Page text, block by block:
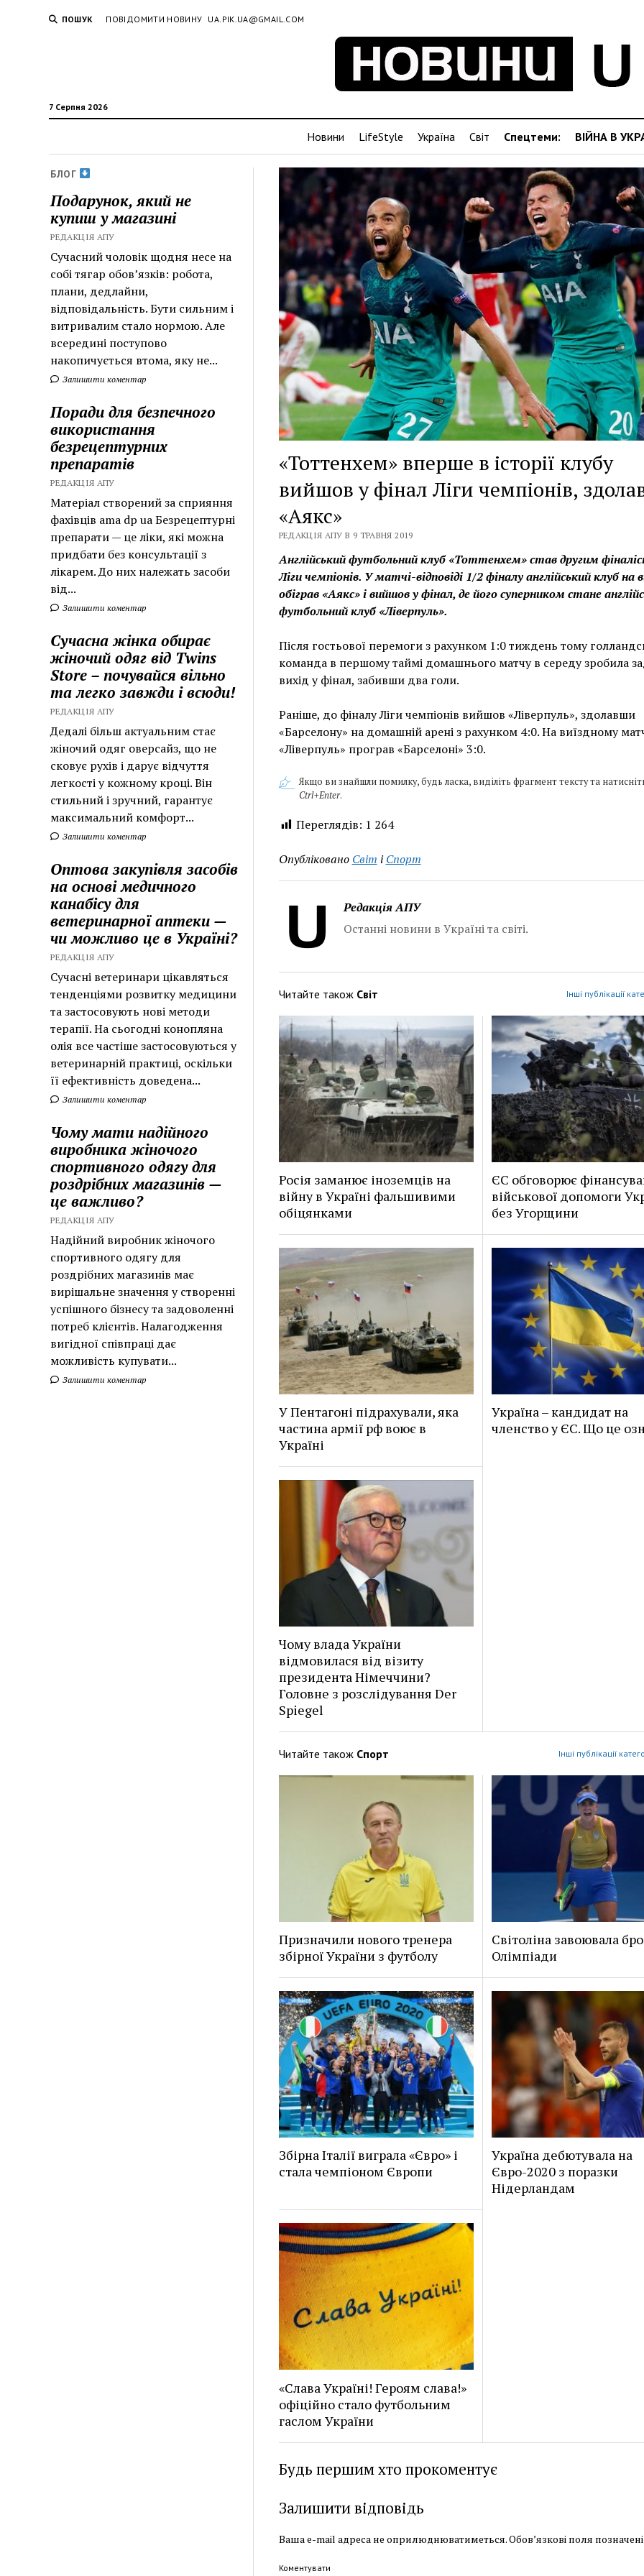
ПОШУК ПОВІДОМИТИ НОВИНУ UA.PIK.UA@GMAIL.COM
7 Серпня 2026
Новини LifeStyle Україна Світ Спецтеми: ВІЙНА В
БЛОГ
Подарунок, який не
купиш у магазині
РЕДАКЦІЯ АПУ
Сучасний чоловік щодня несе на
собі тягар обов’язків: робота,
плани, дедлайни,
відповідальність. Бути сильним і
витривалим стало нормою. Але
всередині поступово
накопичується втома, яку не...
Залишити коментар
Поради для безпечного
використання
безрецептурних
препаратів
РЕДАКЦІЯ АПУ
Матеріал створений за сприяння
фахівців ama dp ua Безрецептурні
препарати — це ліки, які можна
придбати без консультації з
лікарем. До них належать засоби
від...
Залишити коментар
Сучасна жінка обирає
жіночий одяг від Twins
Store – почувайся вільно
та легко завжди і всюди!
РЕДАКЦІЯ АПУ
Дедалі більш актуальним стає
жіночий одяг оверсайз, що не
сковує рухів і дарує відчуття
легкості у кожному кроці. Він
стильний і зручний, гарантує
максимальний комфорт...
Залишити коментар
Оптова закупівля засобів
на основі медичного
канабісу для
ветеринарної аптеки —
чи можливо це в Україні?
РЕДАКЦІЯ АПУ
Сучасні ветеринари цікавляться
тенденціями розвитку медицини
та застосовують нові методи
терапії. На сьогодні конопляна
олія все частіше застосовуються у
ветеринарній практиці, оскільки
її ефективність доведена...
Залишити коментар
Чому мати надійного
виробника жіночого
спортивного одягу для
роздрібних магазинів —
це важливо?
РЕДАКЦІЯ АПУ
Надійний виробник жіночого
спортивного одягу для
роздрібних магазинів має
вирішальне значення у створенні
успішного бізнесу та задоволенні
потреб клієнтів. Налагодження
вигідної співпраці дає
можливість купувати...
Залишити коментар
«Тоттенхем» вперше в історії клубу
вийшов у фінал Ліги чемпіонів,
«Аякс»
РЕДАКЦІЯ АПУ В 9 ТРАВНЯ 2019
Англійський футбольний клуб «Тоттенхем» став другим
Ліги чемпіонів. У матчі-відповіді 1/2 фіналу англійський клуб на
обіграв «Аякс» і вийшов у фінал, де його суперником стане
футбольний клуб «Ліверпуль».
Після гостьової перемоги з рахунком 1:0 тиждень тому
команда в першому таймі домашнього матчу в середу зробила
вихід у фінал, забивши два голи.
Раніше, до фіналу Ліги чемпіонів вийшов «Ліверпуль», здолавши
«Барселону» на домашній арені з рахунком 4:0. На виїздному
«Ліверпуль» програв «Барселоні» 3:0.
Якщо ви знайшли помилку, будь ласка, виділіть фрагмент тексту та
Ctrl+Enter.
Переглядів: 1 264
Опубліковано Світ іСпорт
Редакція АПУ
Останні новини в Україні та світі.
Читайте також Світ Інші публікації
Росія заманює іноземців на
війну в Україні фальшивими
обіцянками
ЄС обговорює
військової допомоги
без Угорщини
У Пентагоні підрахували, яка
частина армії рф воює в
Україні
Україна – кандидат на
членство у ЄС. Що це
Чому влада України
відмовилася від візиту
президента Німеччини?
Головне з розслідування Der
Spiegel
Читайте також Спорт Інші публікації
Призначили нового тренера
збірної України з футболу
Світоліна завоювала
Олімпіади
Збірна Італії виграла «Євро» і
стала чемпіоном Європи
Україна дебютувала на
Євро-2020 з поразки
Нідерландам
«Слава Україні! Героям слава!»
офіційно стало футбольним
гаслом України
Будь першим хто прокоментує
Залишити відповідь
Ваша e-mail адреса не оприлюднюватиметься.Обов’язкові поля позначені
Коментувати